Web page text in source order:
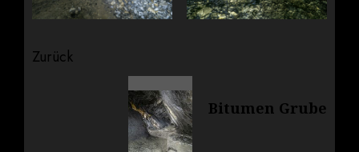
Beitragsnavigation
Zurück
Bitumen Grube